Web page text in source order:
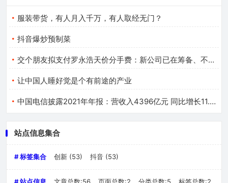
服装带货，有人月入千万，有人取经无门？
抖音爆炒预制菜
交个朋友拟支付罗永浩天价分手费：新公司已在筹备、不叫锤子
让中国人睡好觉是个有前途的产业
中国电信披露2021年年报：营收入4396亿元 同比增长11.7%
站点信息集合
# 标签集合 创新 (53) 抖音 (53)
# 站点信息 文章总数:56 页面总数:2 分类总数:5 标签总数:2